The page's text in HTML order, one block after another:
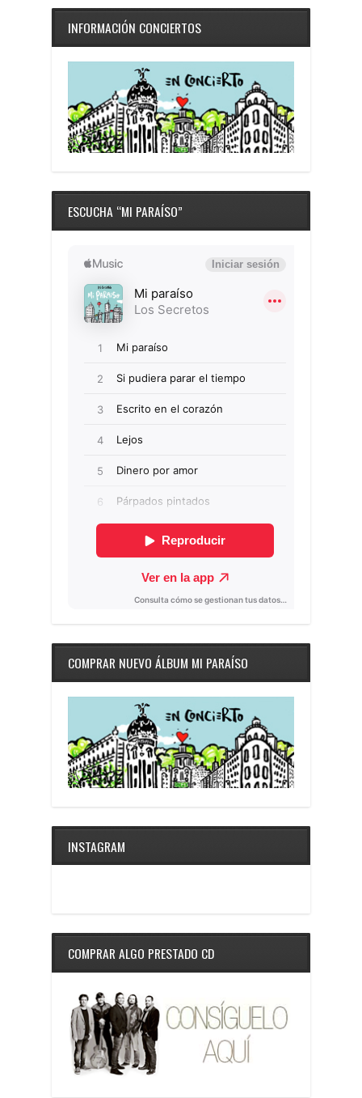
INFORMACIÓN CONCIERTOS
ESCUCHA “MI PARAÍSO”
COMPRAR NUEVO ÁLBUM MI PARAÍSO
INSTAGRAM
COMPRAR ALGO PRESTADO CD